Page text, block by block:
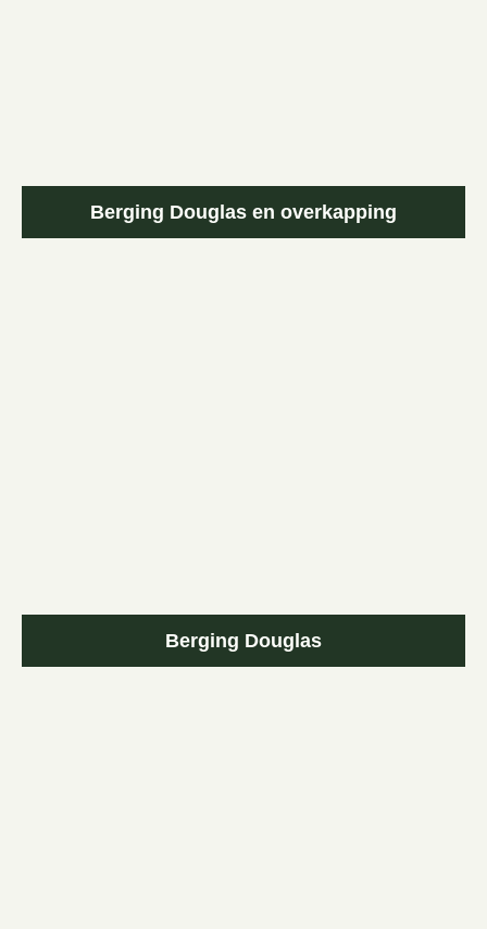
Berging Douglas en overkapping
Berging Douglas